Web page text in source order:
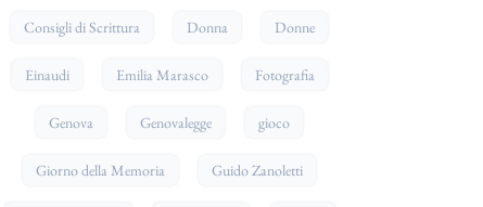
Consigli di Scrittura Donna Donne
Einaudi Emilia Marasco Fotografia
Genova Genovalegge gioco
Giorno della Memoria Guido Zanoletti